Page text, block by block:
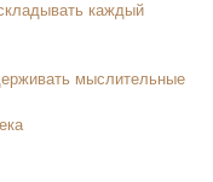
каждый
мыслительные